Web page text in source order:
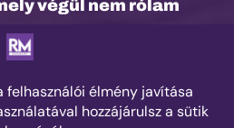
végül nem rólam
nem rossz dolog”
a Daráló új